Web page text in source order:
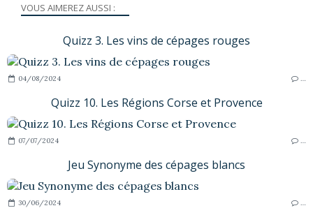
VOUS AIMEREZ AUSSI :
Quizz 3. Les vins de cépages rouges
04/08/2024
Quizz 10. Les Régions Corse et Provence
07/07/2024
Jeu Synonyme des cépages blancs
30/06/2024